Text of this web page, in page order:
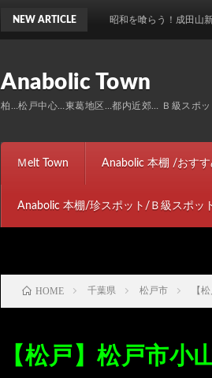
Anabolic Town
柏…松戸中心…東葛地区…都内近郊… Ｂ級スポ
Ｍelt Town Anabolic 本棚 /おす
Anabolic 本棚/珍スポット/Ｂ級スポッ
NEW ARTICLE
昭和を喰らう！成田山新勝寺脇のお土
HOME 千葉県 松戸市 【
【松戸】松戸市小